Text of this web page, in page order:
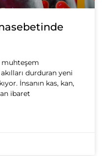
durduran yeni
İnsanın kas, kan,
ibaret